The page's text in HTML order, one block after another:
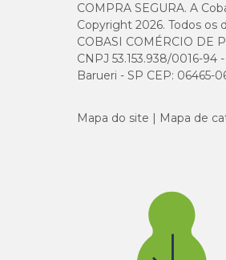
COMPRA SEGURA. A
Copyright 2026. Todos os
COBASI COMÉRCIO DE
CNPJ 53.153.938/0016-94
Barueri - SP CEP: 06465-
Mapa do site Mapa de